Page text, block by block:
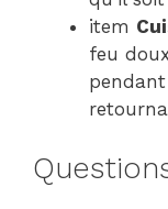
item
feu